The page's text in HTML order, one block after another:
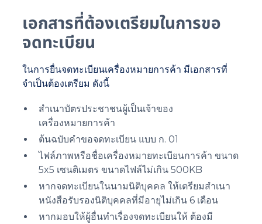
เอกสารที่ต้องเตรียมในการขอ
จดทะเบียน
ในการยื่นจดทะเบียนเครื่องหมายการค้า มีเอกสารที่
จำเป็นต้องเตรียม ดังนี้
สำเนาบัตรประชาชนผู้เป็นเจ้าของ
เครื่องหมายการค้า
ต้นฉบับคำขอจดทะเบียน แบบ ก. 01
ไฟล์ภาพหรือชื่อเครื่องหมายทะเบียนการค้า ขนาด
5x5 เซนติเมตร ขนาดไฟล์ไม่เกิน 500KB
หากจดทะเบียนในนามนิติบุคคล ให้เตรียมสำเนา
หนังสือรับรองนิติบุคคลที่มีอายุไม่เกิน 6 เดือน
หากมอบให้ผู้อื่นทำเรื่องจดทะเบียนให้ ต้องมี